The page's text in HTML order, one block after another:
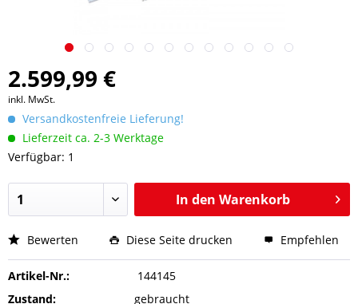
2.599,99 €
inkl. MwSt.
Versandkostenfreie Lieferung!
Lieferzeit ca. 2-3 Werktage
Verfügbar: 1
In den Warenkorb
Bewerten Diese Seite drucken Empfehlen
Artikel-Nr.:
144145
Zustand:
gebraucht